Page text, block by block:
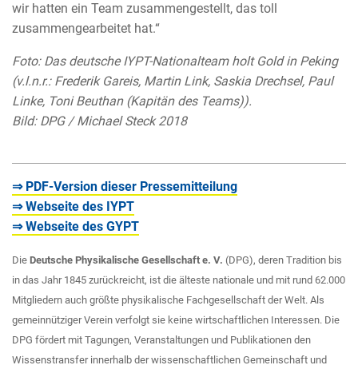
wir hatten ein Team zusammengestellt, das toll
zusammengearbeitet hat.“
Foto: Das deutsche IYPT-Nationalteam holt Gold in Peking
(v.l.n.r.: Frederik Gareis, Martin Link, Saskia Drechsel, Paul
Linke, Toni Beuthan (Kapitän des Teams)).
Bild: DPG / Michael Steck 2018
⇒ PDF-Version dieser Pressemitteilung
⇒ Webseite des IYPT
⇒ Webseite des GYPT
Die Deutsche Physikalische Gesellschaft e. V. (DPG), deren Tradition bis
in das Jahr 1845 zurückreicht, ist die älteste nationale und mit rund 62.000
Mitgliedern auch größte physikalische Fachgesellschaft der Welt. Als
gemeinnütziger Verein verfolgt sie keine wirtschaftlichen Interessen. Die
DPG fördert mit Tagungen, Veranstaltungen und Publikationen den
Wissenstransfer innerhalb der wissenschaftlichen Gemeinschaft und